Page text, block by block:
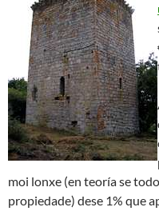
moi lonxe (en teoría se
propiedade) dese 1% que